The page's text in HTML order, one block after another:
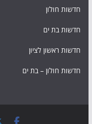
חדשות חולון
חדשות בת ים
חדשות ראשון לציון
חדשות חולון – בת ים